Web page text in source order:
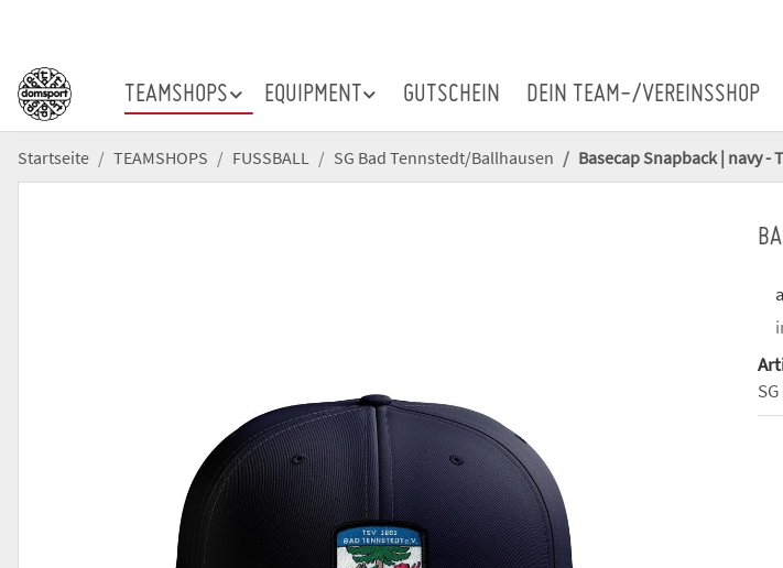
TEAMSHOPS EQUIPMENT GUTSCHEIN DEIN TEAM-/VEREINSSHOP
Startseite TEAMSHOPS FUSSBALL SG Bad Tennstedt/Ballhausen Basecap Snapback | navy -